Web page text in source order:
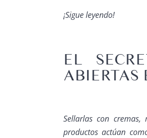
¡Sigue leyendo!
EL
ABIERTAS
Sellarlas con
productos actúan